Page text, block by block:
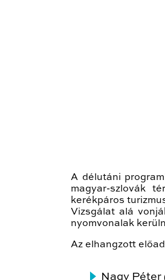
A délutáni
magyar-szlovák
kerékpáros
Vizsgálat alá
nyomvonalak
Az elhangzott
Nagy Péter